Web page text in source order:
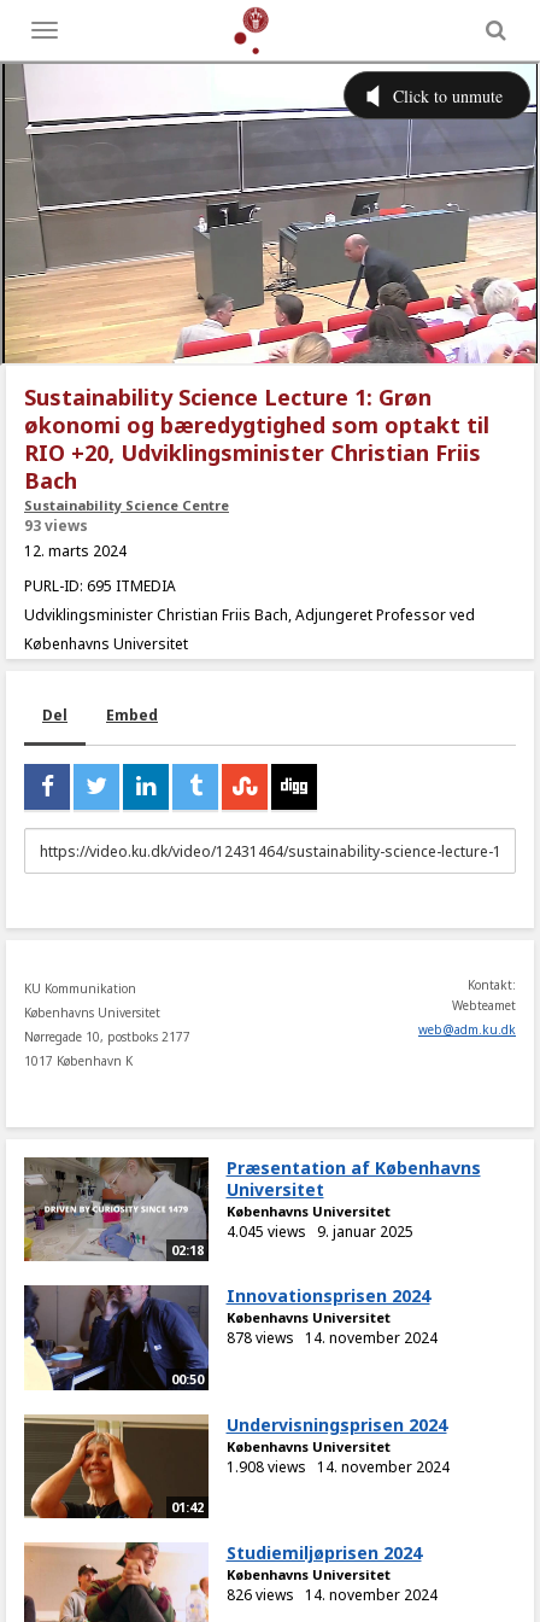
Toggle
menu
Sustainability Science Lecture 1: Grøn
økonomi og bæredygtighed som optakt til
RIO +20, Udviklingsminister Christian Friis
Bach
Sustainability Science Centre
93 views
12. marts 2024
PURL-ID: 695 ITMEDIA
Udviklingsminister Christian Friis Bach, Adjungeret Professor ved
Københavns Universitet
Del Embed
URL
to
KU Kommunikation
Københavns Universitet
Nørregade 10, postboks 2177
1017 København K
Kontakt:
Webteamet
web@adm.ku.dk
02:18
Præsentation af Københavns
Universitet
Københavns Universitet
4.045 views 9. januar 2025
00:50
Innovationsprisen 2024
Københavns Universitet
878 views 14. november 2024
01:42
Undervisningsprisen 2024
Københavns Universitet
1.908 views 14. november 2024
Studiemiljøprisen 2024
Københavns Universitet
826 views 14. november 2024